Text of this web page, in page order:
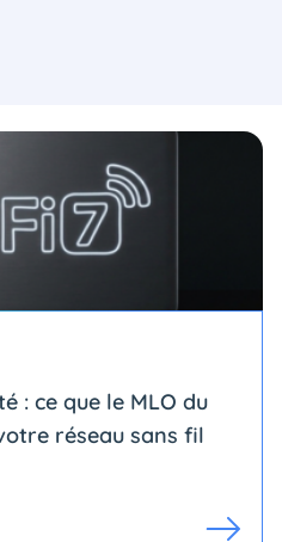
: ce que le MLO du
réseau sans fil